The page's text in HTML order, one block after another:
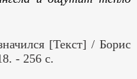
[Текст] / Борис
- 256 с.